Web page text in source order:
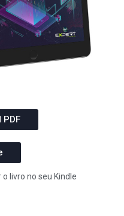
PDF
livro no seu Kindle